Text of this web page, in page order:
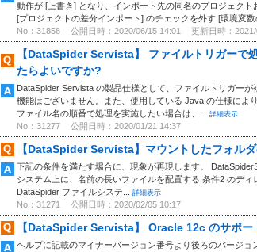
動作が [上書き] となり、インポート先の同名のプロジェク
[プロジェクトの差分インポート] のチェックを外す [環境変数
No：31858 公開日時：2020/06/15 14:01 更新日時：
【DataSpider Servista】 ファイルトリガーで
たらよいですか?
DataSpider Servista の製品仕様として、ファイルトリガー
機能はございません。また、使用している Java の仕様によ
ファイル名の順番で処理を実施したい場合は、...
詳細表示
No：31277 公開日時：2020/01/21 14:37
【DataSpider Servista】マウントしたフォル
下記の条件を満たす場合に、現象が再現します。
システム上に、名前の長いファイルを配置する 条件2 のデ
DataSpider ファイルシステ...
詳細表示
No：31271 公開日時：2020/02/05 10:17
【DataSpider Servista】 Oracle 12c のサポー
ヘルプに記載のマイナーバージョン番号より後ろのバージョ